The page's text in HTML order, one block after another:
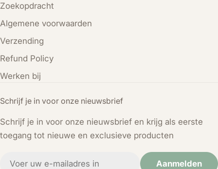
Schrijf je in voor onze nieuwsbrief
Schrijf je in voor onze nieuwsbrief en krijg als eerste
toegang tot nieuwe en exclusieve producten
Aanmelden
Zoekopdracht
Algemene voorwaarden
Verzending
Refund Policy
Werken bij